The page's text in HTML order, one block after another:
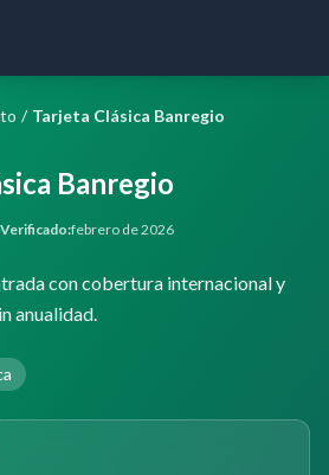
/ Tarjeta Clásica Banregio
Banregio
Verificado:febrero de 2026
con cobertura internacional y
anualidad.